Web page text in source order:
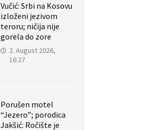
Vučić: Srbi na Kosovu
izloženi jezivom
teroru; ničija nije
gorela do zore
2. August 2026,
16:27
Porušen motel
“Jezero”; porodica
Jakšić: Ročište je